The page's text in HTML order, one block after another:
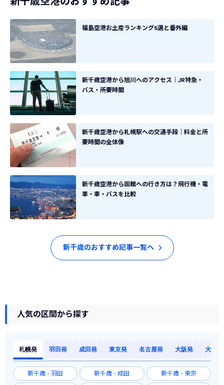
福島空港お土産ランキング5選と番外編
新千歳空港から旭川へのアクセス｜JR特急・
バス・所要時間
新千歳空港から札幌駅への交通手段｜料金と所
要時間の全体像
新千歳空港から函館への行き方は？飛行機・電
車・車・バスを比較
新千歳のおすすめ記事一覧へ
人気の区間から探す
札幌発 羽田発 成田発 東京発 名古屋発 大阪発 大阪発
新千歳 - 羽田 新千歳 - 成田 新千歳 - 東京